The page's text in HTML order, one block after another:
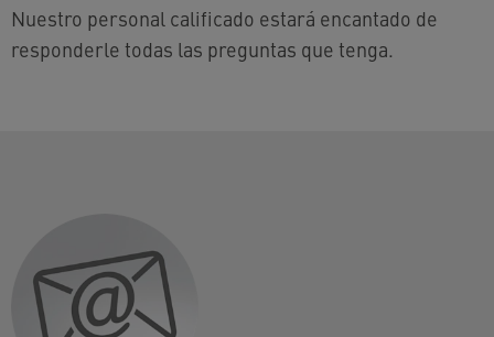
Nuestro personal calificado estará encantado de
responderle todas las preguntas que tenga.